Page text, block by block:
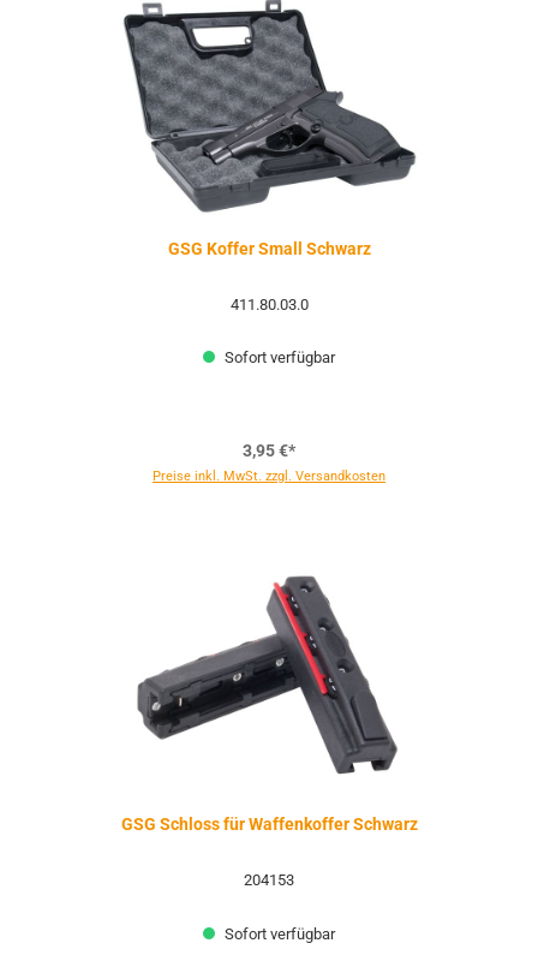
GSG Koffer Small Schwarz
411.80.03.0
Sofort verfügbar
3,95 €*
Preise inkl. MwSt. zzgl. Versandkosten
GSG Schloss für Waffenkoffer Schwarz
204153
Sofort verfügbar